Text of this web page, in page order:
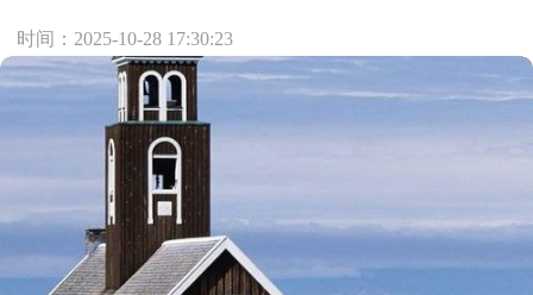
时间：2025-10-28 17:30:23